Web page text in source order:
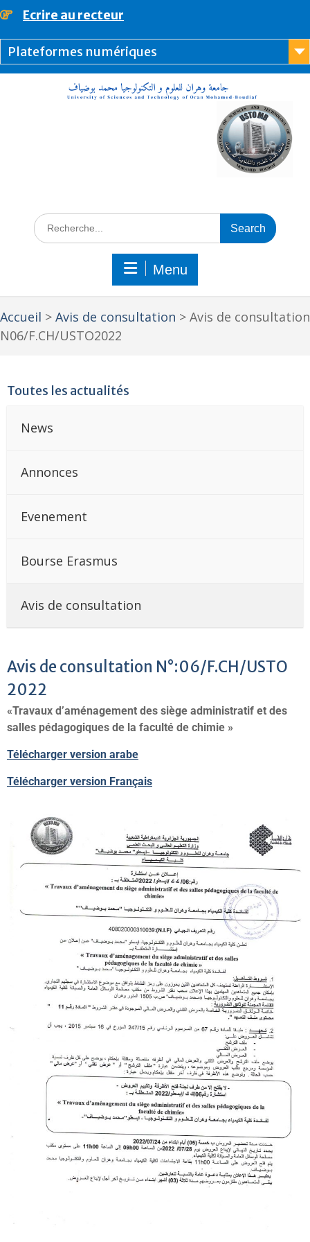
principal
Ecrire au recteur
Plateformes numériques
Menu
Accueil > Avis de consultation > Avis de consultation
N06/F.CH/USTO2022
Toutes les actualités
News
Annonces
Evenement
Bourse Erasmus
Avis de consultation
Avis de consultation N°:06/F.CH/USTO
2022
«Travaux d’aménagement des siège administratif et des
salles pédagogiques de la faculté de chimie »
Télécharger version arabe
Télécharger version Français